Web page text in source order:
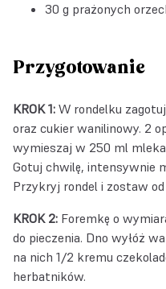
30 g prażonych
Przygotowanie
KROK 1: W rondelku
oraz cukier wanilinowy. 2
wymieszaj w 250 ml
Gotuj chwilę, intensywnie
Przykryj rondel i zostaw
KROK 2: Foremkę o
do pieczenia. Dno wyłóż
na nich 1/2 kremu
herbatników.